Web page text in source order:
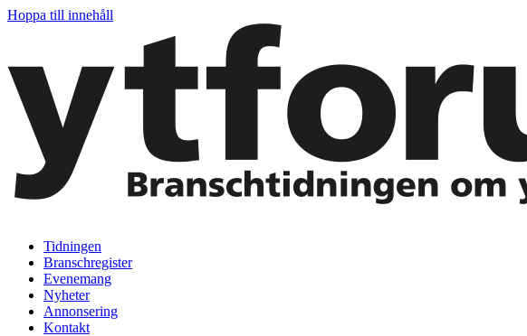
Hoppa till innehåll
Tidningen
Branschregister
Evenemang
Nyheter
Annonsering
Kontakt